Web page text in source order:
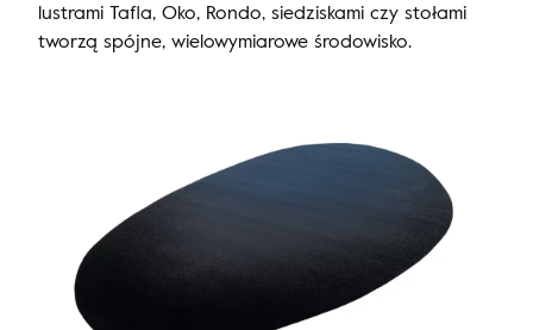
lustrami Tafla, Oko, Rondo, siedziskami czy stołami
tworzą spójne, wielowymiarowe środowisko.